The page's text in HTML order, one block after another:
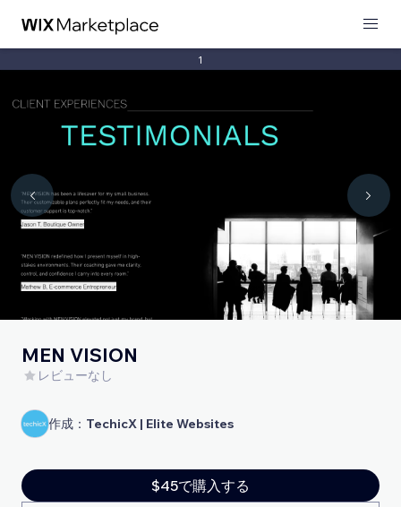
1
MEN VISION
レビューなし
作成： TechicX | Elite Websites
$45で購入する